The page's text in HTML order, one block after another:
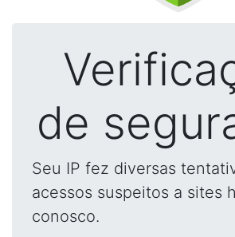
de
Seu IP fez diversas
acessos suspeitos a sites
conosco.